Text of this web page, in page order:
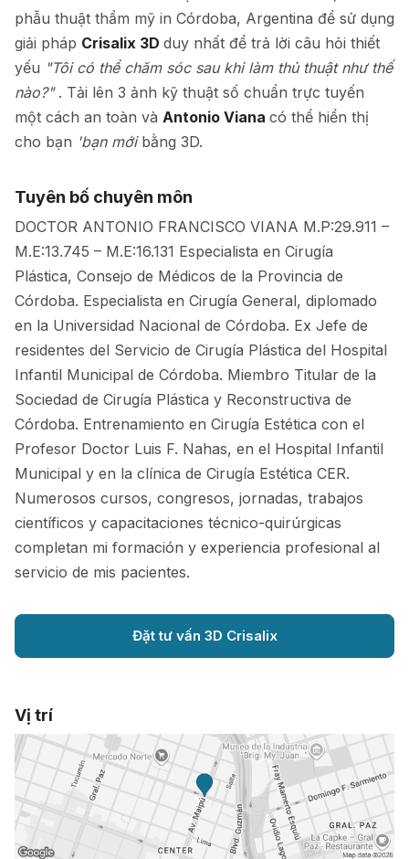
phẫu thuật thẩm mỹ in Córdoba, Argentina để sử dụng
giải pháp Crisalix 3D duy nhất để trả lời câu hỏi thiết
yếu "Tôi có thể chăm sóc sau khi làm thủ thuật như thế
nào?" . Tải lên 3 ảnh kỹ thuật số chuẩn trực tuyến
một cách an toàn và Antonio Viana có thể hiển thị
cho bạn 'bạn mới bằng 3D.
Tuyên bố chuyên môn
DOCTOR ANTONIO FRANCISCO VIANA M.P:29.911 –
M.E:13.745 – M.E:16.131 Especialista en Cirugía
Plástica, Consejo de Médicos de la Provincia de
Córdoba. Especialista en Cirugía General, diplomado
en la Universidad Nacional de Córdoba. Ex Jefe de
residentes del Servicio de Cirugía Plástica del Hospital
Infantil Municipal de Córdoba. Miembro Titular de la
Sociedad de Cirugía Plástica y Reconstructiva de
Córdoba. Entrenamiento en Cirugía Estética con el
Profesor Doctor Luis F. Nahas, en el Hospital Infantil
Municipal y en la clínica de Cirugía Estética CER.
Numerosos cursos, congresos, jornadas, trabajos
científicos y capacitaciones técnico-quirúrgicas
completan mi formación y experiencia profesional al
servicio de mis pacientes.
Đặt tư vấn 3D Crisalix
Vị trí